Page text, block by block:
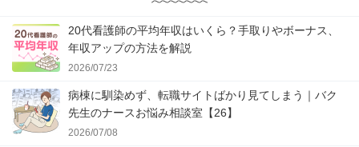
20代看護師の平均年収はいくら？手取りやボーナス、
年収アップの方法を解説
2026/07/23
病棟に馴染めず、転職サイトばかり見てしまう｜バク
先生のナースお悩み相談室【26】
2026/07/08